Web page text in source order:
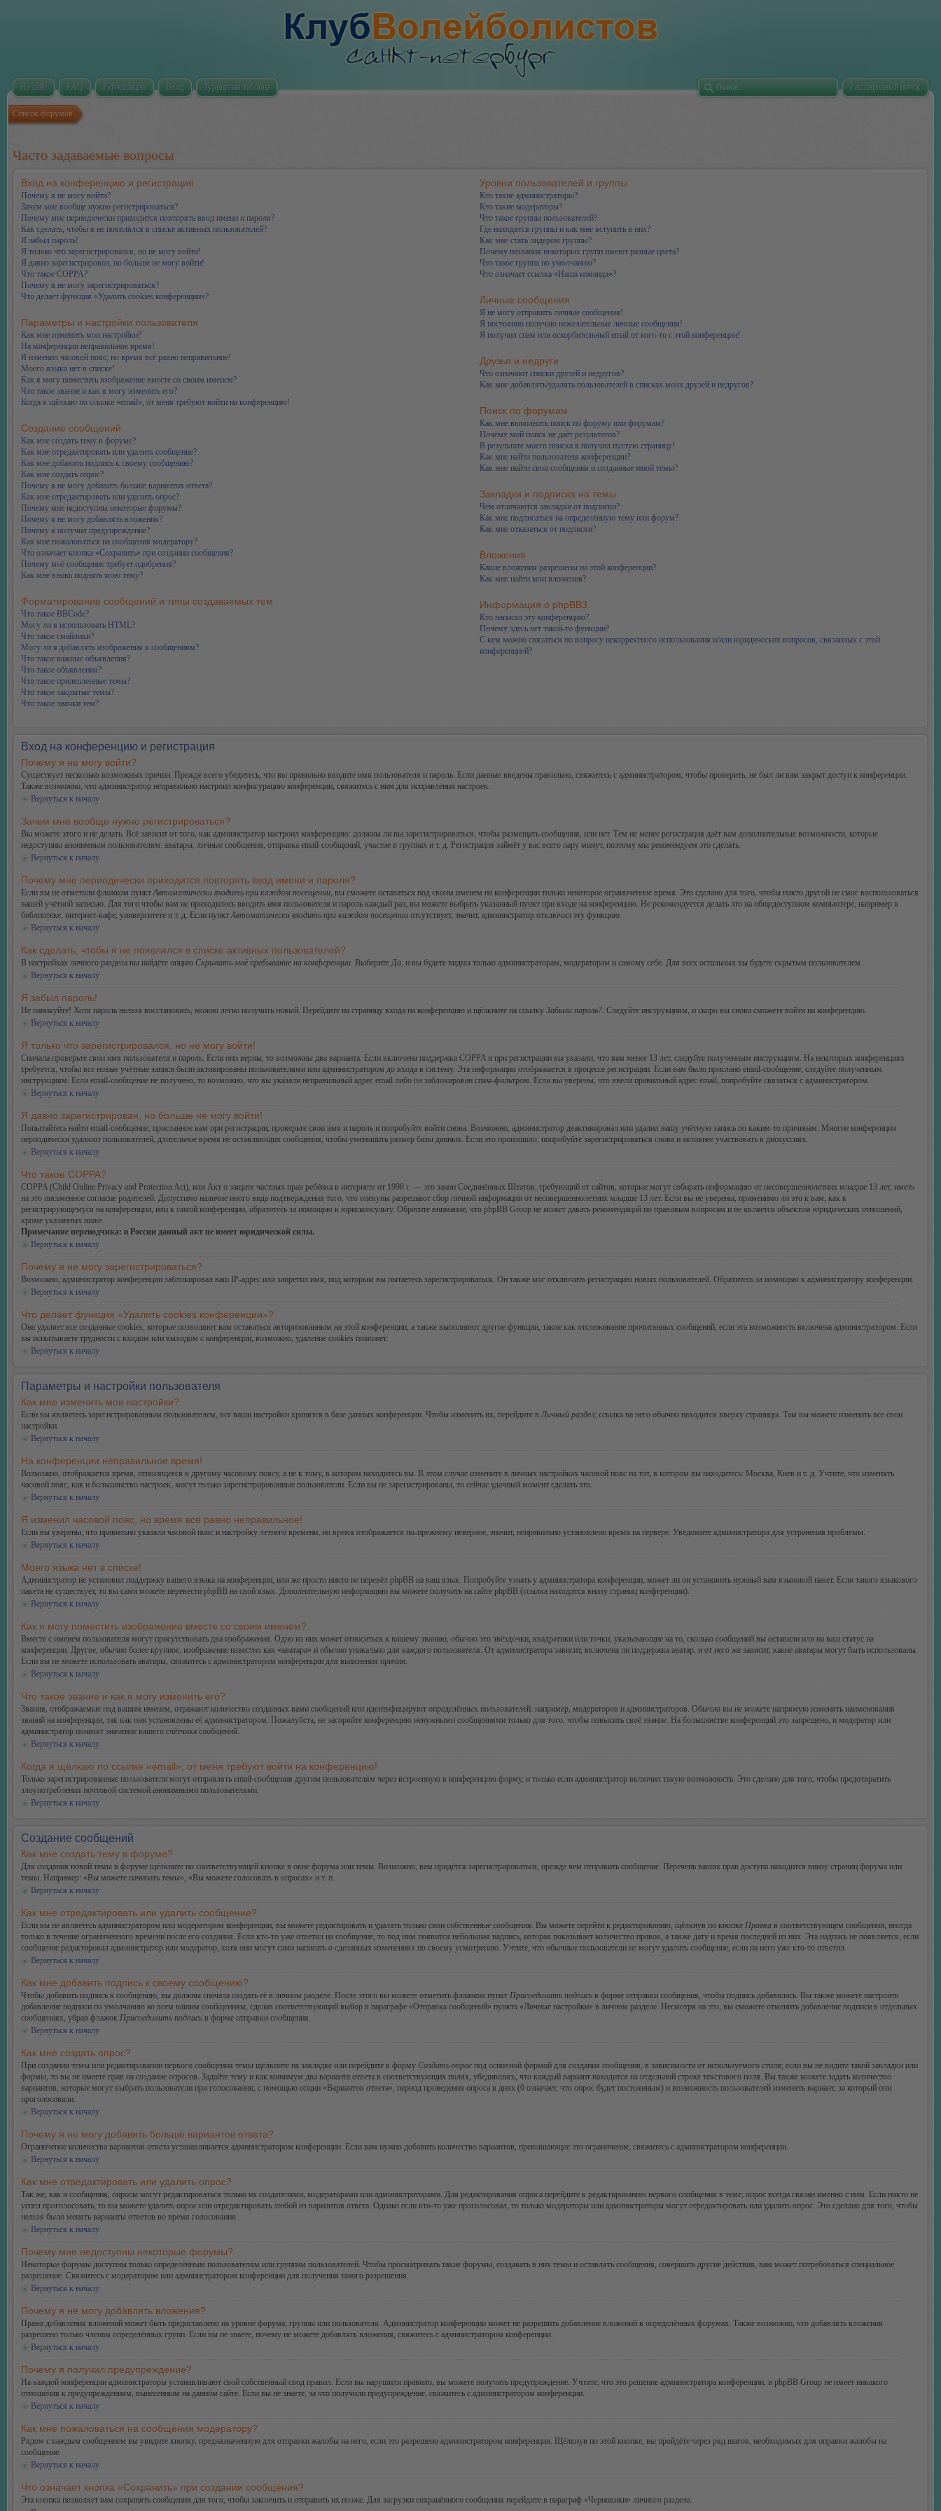
Расширенный поиск
На сайт FAQ Регистрация Вход Турнирная таблица
Список форумов
Часто задаваемые вопросы
Вход на конференцию и регистрация
Почему я не могу войти?
Зачем мне вообще нужно регистрироваться?
Почему мне периодически приходится повторять ввод имени и пароля?
Как сделать, чтобы я не появлялся в списке активных пользователей?
Я забыл пароль!
Я только что зарегистрировался, но не могу войти!
Я давно зарегистрирован, но больше не могу войти!
Что такое COPPA?
Почему я не могу зарегистрироваться?
Что делает функция «Удалить cookies конференции»?
Параметры и настройки пользователя
Как мне изменить мои настройки?
На конференции неправильное время!
Я изменил часовой пояс, но время всё равно неправильное!
Моего языка нет в списке!
Как я могу поместить изображение вместе со своим именем?
Что такое звание и как я могу изменить его?
Когда я щёлкаю по ссылке «email», от меня требуют войти на конференцию!
Создание сообщений
Как мне создать тему в форуме?
Как мне отредактировать или удалить сообщение?
Как мне добавить подпись к своему сообщению?
Как мне создать опрос?
Почему я не могу добавить больше вариантов ответа?
Как мне отредактировать или удалить опрос?
Почему мне недоступны некоторые форумы?
Почему я не могу добавлять вложения?
Почему я получил предупреждение?
Как мне пожаловаться на сообщения модератору?
Что означает кнопка «Сохранить» при создании сообщения?
Почему моё сообщение требует одобрения?
Как мне вновь поднять мою тему?
Форматирование сообщений и типы создаваемых тем
Что такое BBCode?
Могу ли я использовать HTML?
Что такое смайлики?
Могу ли я добавлять изображения к сообщениям?
Что такое важные объявления?
Что такое объявления?
Что такое прилепленные темы?
Что такое закрытые темы?
Что такое значки тем?
Уровни пользователей и группы
Кто такие администраторы?
Кто такие модераторы?
Что такое группы пользователей?
Где находятся группы и как мне вступить в них?
Как мне стать лидером группы?
Почему названия некоторых групп имеют разные цвета?
Что такое группа по умолчанию?
Что означает ссылка «Наша команда»?
Личные сообщения
Я не могу отправить личные сообщения!
Я постоянно получаю нежелательные личные сообщения!
Я получил спам или оскорбительный email от кого-то с этой конференции!
Друзья и недруги
Что означают списки друзей и недругов?
Как мне добавлять/удалять пользователей в списках моих друзей и недругов?
Поиск по форумам
Как мне выполнить поиск по форуму или форумам?
Почему мой поиск не даёт результатов?
В результате моего поиска я получил пустую страницу!
Как мне найти пользователя конференции?
Как мне найти свои сообщения и созданные мной темы?
Закладки и подписка на темы
Чем отличаются закладки от подписки?
Как мне подписаться на определённую тему или форум?
Как мне отказаться от подписки?
Вложения
Какие вложения разрешены на этой конференции?
Как мне найти мои вложения?
Информация о phpBB3
Кто написал эту конференцию?
Почему здесь нет такой-то функции?
С кем можно связаться по вопросу некорректного использования и/или юридических вопросов, связанных с этой
конференцией?
Вход на конференцию и регистрация
Почему я не могу войти?
Существует несколько возможных причин. Прежде всего убедитесь, что вы правильно вводите имя пользователя и пароль. Если данные введены правильно, свяжитесь с администратором, чтобы проверить, не был ли вам закрыт доступ к конференции.
Также возможно, что администратор неправильно настроил конфигурацию конференции, свяжитесь с ним для исправления настроек.
Вернуться к началу
Зачем мне вообще нужно регистрироваться?
Вы можете этого и не делать. Всё зависит от того, как администратор настроил конференцию: должны ли вы зарегистрироваться, чтобы размещать сообщения, или нет. Тем не менее регистрация даёт вам дополнительные возможности, которые
недоступны анонимным пользователям: аватары, личные сообщения, отправка email-сообщений, участие в группах и т. д. Регистрация займёт у вас всего пару минут, поэтому мы рекомендуем это сделать.
Вернуться к началу
Почему мне периодически приходится повторять ввод имени и пароля?
Если вы не отметили флажком пункт Автоматически входить при каждом посещении, вы сможете оставаться под своим именем на конференции только некоторое ограниченное время. Это сделано для того, чтобы никто другой не смог воспользоваться
вашей учётной записью. Для того чтобы вам не приходилось вводить имя пользователя и пароль каждый раз, вы можете выбрать указанный пункт при входе на конференцию. Не рекомендуется делать это на общедоступном компьютере, например в
библиотеке, интернет-кафе, университете и т. д. Если пункт Автоматически входить при каждом посещении отсутствует, значит, администратор отключил эту функцию.
Вернуться к началу
Как сделать, чтобы я не появлялся в списке активных пользователей?
В настройках личного раздела вы найдёте опцию Скрывать моё пребывание на конференции. Выберите Да, и вы будете видны только администраторам, модераторам и самому себе. Для всех остальных вы будете скрытым пользователем.
Вернуться к началу
Я забыл пароль!
Не паникуйте! Хотя пароль нельзя восстановить, можно легко получить новый. Перейдите на страницу входа на конференцию и щёлкните на ссылку Забыли пароль?. Следуйте инструкциям, и скоро вы снова сможете войти на конференцию.
Вернуться к началу
Я только что зарегистрировался, но не могу войти!
Сначала проверьте свои имя пользователя и пароль. Если они верны, то возможны два варианта. Если включена поддержка COPPA и при регистрации вы указали, что вам менее 13 лет, следуйте полученным инструкциям. На некоторых конференциях
требуется, чтобы все новые учётные записи были активированы пользователями или администратором до входа в систему. Эта информация отображается в процессе регистрации. Если вам было прислано email-сообщение, следуйте полученным
инструкциям. Если email-сообщение не получено, то возможно, что вы указали неправильный адрес email либо он заблокирован спам-фильтром. Если вы уверены, что ввели правильный адрес email, попробуйте связаться с администратором.
Вернуться к началу
Я давно зарегистрирован, но больше не могу войти!
Попытайтесь найти email-сообщение, присланное вам при регистрации, проверьте свои имя и пароль и попробуйте войти снова. Возможно, администратор деактивировал или удалил вашу учётную запись по каким-то причинам. Многие конференции
периодически удаляют пользователей, длительное время не оставляющих сообщения, чтобы уменьшить размер базы данных. Если это произошло, попробуйте зарегистрироваться снова и активнее участвовать в дискуссиях.
Вернуться к началу
Что такое COPPA?
COPPA (Child Online Privacy and Protection Act), или Акт о защите частных прав ребёнка в интернете от 1998 г. — это закон Соединённых Штатов, требующий от сайтов, которые могут собирать информацию от несовершеннолетних младше 13 лет, иметь
на это письменное согласие родителей. Допустимо наличие иного вида подтверждения того, что опекуны разрешают сбор личной информации от несовершеннолетних младше 13 лет. Если вы не уверены, применимо ли это к вам, как к
регистрирующемуся на конференции, или к самой конференции, обратитесь за помощью к юрисконсульту. Обратите внимание, что phpBB Group не может давать рекомендаций по правовым вопросам и не является объектом юридических отношений,
кроме указанных ниже.
Примечание переводчика: в России данный акт не имеет юридической силы.
Вернуться к началу
Почему я не могу зарегистрироваться?
Возможно, администратор конференции заблокировал ваш IP-адрес или запретил имя, под которым вы пытаетесь зарегистрироваться. Он также мог отключить регистрацию новых пользователей. Обратитесь за помощью к администратору конференции.
Вернуться к началу
Что делает функция «Удалить cookies конференции»?
Она удаляет все созданные cookies, которые позволяют вам оставаться авторизованным на этой конференции, а также выполняют другие функции, такие как отслеживание прочитанных сообщений, если эта возможность включена администратором. Если
вы испытываете трудности с входом или выходом с конференции, возможно, удаление cookies поможет.
Вернуться к началу
Параметры и настройки пользователя
Как мне изменить мои настройки?
Если вы являетесь зарегистрированным пользователем, все ваши настройки хранятся в базе данных конференции. Чтобы изменить их, перейдите в Личный раздел; ссылка на него обычно находится вверху страницы. Там вы можете изменить все свои
настройки.
Вернуться к началу
На конференции неправильное время!
Возможно, отображается время, относящееся к другому часовому поясу, а не к тому, в котором находитесь вы. В этом случае измените в личных настройках часовой пояс на тот, в котором вы находитесь: Москва, Киев и т. д. Учтите, что изменять
часовой пояс, как и большинство настроек, могут только зарегистрированные пользователи. Если вы не зарегистрированы, то сейчас удачный момент сделать это.
Вернуться к началу
Я изменил часовой пояс, но время всё равно неправильное!
Если вы уверены, что правильно указали часовой пояс и настройку летнего времени, но время отображается по-прежнему неверное, значит, неправильно установлено время на сервере. Уведомите администратора для устранения проблемы.
Вернуться к началу
Моего языка нет в списке!
Администратор не установил поддержку вашего языка на конференции, или же просто никто не перевёл phpBB на ваш язык. Попробуйте узнать у администратора конференции, может ли он установить нужный вам языковой пакет. Если такого языкового
пакета не существует, то вы сами можете перевести phpBB на свой язык. Дополнительную информацию вы можете получить на сайте phpBB (ссылка находится внизу страниц конференции).
Вернуться к началу
Как я могу поместить изображение вместе со своим именем?
Вместе с именем пользователя могут присутствовать два изображения. Одно из них может относиться к вашему званию, обычно это звёздочки, квадратики или точки, указывающие на то, сколько сообщений вы оставили или на ваш статус на
конференции. Другое, обычно более крупное, изображение известно как «аватара» и обычно уникально для каждого пользователя. От администратора зависит, включена ли поддержка аватар, и от него же зависит, какие аватары могут быть использованы.
Если вы не можете использовать аватары, свяжитесь с администратором конференции для выяснения причин.
Вернуться к началу
Что такое звание и как я могу изменить его?
Звания, отображаемые под вашим именем, отражают количество созданных вами сообщений или идентифицируют определённых пользователей: например, модераторов и администраторов. Обычно вы не можете напрямую изменять наименования
званий на конференции, так как они установлены её администратором. Пожалуйста, не засоряйте конференцию ненужными сообщениями только для того, чтобы повысить своё звание. На большинстве конференций это запрещено, и модератор или
администратор понизят значение вашего счётчика сообщений.
Вернуться к началу
Когда я щёлкаю по ссылке «email», от меня требуют войти на конференцию!
Только зарегистрированные пользователи могут отправлять email-сообщения другим пользователям через встроенную в конференцию форму, и только если администратор включил такую возможность. Это сделано для того, чтобы предотвратить
злоупотребления почтовой системой анонимными пользователями.
Вернуться к началу
Создание сообщений
Как мне создать тему в форуме?
Для создания новой темы в форуме щёлкните по соответствующей кнопке в окне форума или темы. Возможно, вам придётся зарегистрироваться, прежде чем отправить сообщение. Перечень ваших прав доступа находится внизу страниц форума или
темы. Например: «Вы можете начинать темы», «Вы можете голосовать в опросах» и т. п.
Вернуться к началу
Как мне отредактировать или удалить сообщение?
Если вы не являетесь администратором или модератором конференции, вы можете редактировать и удалять только свои собственные сообщения. Вы можете перейти к редактированию, щёлкнув по кнопке Правка в соответствующем сообщении, иногда
только в течение ограниченного времени после его создания. Если кто-то уже ответил на сообщение, то под ним появится небольшая надпись, которая показывает количество правок, а также дату и время последней из них. Эта надпись не появляется, если
сообщение редактировал администратор или модератор, хотя они могут сами написать о сделанных изменениях по своему усмотрению. Учтите, что обычные пользователи не могут удалить сообщение, если на него уже кто-то ответил.
Вернуться к началу
Как мне добавить подпись к своему сообщению?
Чтобы добавить подпись к сообщению, вы должны сначала создать её в личном разделе. После этого вы можете отметить флажком пункт Присоединить подпись в форме отправки сообщения, чтобы подпись добавилась. Вы также можете настроить
добавление подписи по умолчанию ко всем вашим сообщениям, сделав соответствующий выбор в параграфе «Отправка сообщений» пункта «Личные настройки» в личном разделе. Несмотря на это, вы сможете отменить добавление подписи в отдельных
сообщениях, убрав флажок Присоединить подпись в форме отправки сообщения.
Вернуться к началу
Как мне создать опрос?
При создании темы или редактировании первого сообщения темы щёлкните на закладке или перейдите в форму Создать опрос под основной формой для создания сообщения, в зависимости от используемого стиля; если вы не видите такой закладки или
формы, то вы не имеете прав на создание опросов. Задайте тему и как минимум два варианта ответа в соответствующих полях, убедившись, что каждый вариант находится на отдельной строке текстового поля. Вы также можете задать количество
вариантов, которые могут выбрать пользователи при голосовании, с помощью опции «Вариантов ответа», период проведения опроса в днях (0 означает, что опрос будет постоянным) и возможность пользователей изменять вариант, за который они
проголосовали.
Вернуться к началу
Почему я не могу добавить больше вариантов ответа?
Ограничение количества вариантов ответа устанавливается администратором конференции. Если вам нужно добавить количество вариантов, превышающее это ограничение, свяжитесь с администратором конференции.
Вернуться к началу
Как мне отредактировать или удалить опрос?
Так же, как и сообщения, опросы могут редактироваться только их создателями, модераторами или администраторами. Для редактирования опроса перейдите к редактированию первого сообщения в теме; опрос всегда связан именно с ним. Если никто не
успел проголосовать, то вы можете удалить опрос или отредактировать любой из вариантов ответа. Однако если кто-то уже проголосовал, то только модераторы или администраторы могут отредактировать или удалить опрос. Это сделано для того, чтобы
нельзя было менять варианты ответов во время голосования.
Вернуться к началу
Почему мне недоступны некоторые форумы?
Некоторые форумы доступны только определённым пользователям или группам пользователей. Чтобы просматривать такие форумы, создавать в них темы и оставлять сообщения, совершать другие действия, вам может потребоваться специальное
разрешение. Свяжитесь с модератором или администратором конференции для получения такого разрешения.
Вернуться к началу
Почему я не могу добавлять вложения?
Право добавления вложений может быть предоставлено на уровне форума, группы или пользователя. Администратор конференции может не разрешить добавление вложений в определённых форумах. Также возможно, что добавлять вложения
разрешено только членам определённых групп. Если вы не знаете, почему не можете добавлять вложения, свяжитесь с администратором конференции.
Вернуться к началу
Почему я получил предупреждение?
На каждой конференции администраторы устанавливают свой собственный свод правил. Если вы нарушили правило, вы можете получить предупреждение. Учтите, что это решение администратора конференции, и phpBB Group не имеет никакого
отношения к предупреждениям, вынесенным на данном сайте. Если вы не знаете, за что получили предупреждение, свяжитесь с администратором конференции.
Вернуться к началу
Как мне пожаловаться на сообщения модератору?
Рядом с каждым сообщением вы увидите кнопку, предназначенную для отправки жалобы на него, если это разрешено администратором конференции. Щёлкнув по этой кнопке, вы пройдёте через ряд шагов, необходимых для оправки жалобы на
сообщение.
Вернуться к началу
Что означает кнопка «Сохранить» при создании сообщения?
Эта кнопка позволяет вам сохранять сообщения для того, чтобы закончить и отправить их позже. Для загрузки сохранённого сообщения перейдите в параграф «Черновики» личного раздела.